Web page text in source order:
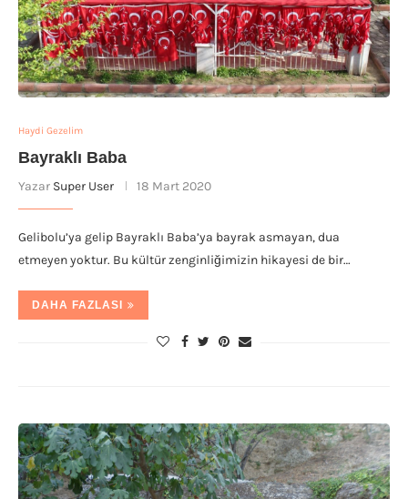
Haydi Gezelim
Bayraklı Baba
Yazar Super User 18 Mart 2020
Gelibolu’ya gelip Bayraklı Baba’ya bayrak asmayan, dua
etmeyen yoktur. Bu kültür zenginliğimizin hikayesi de bir…
DAHA FAZLASI